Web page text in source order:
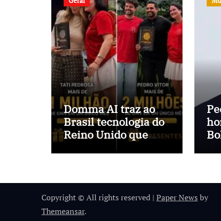
Domma AI traz ao
Brasil tecnologia do
Reino Unido que
automatiza vendas e
Copyright © All rights reserved | Paper News by
Themeansar.